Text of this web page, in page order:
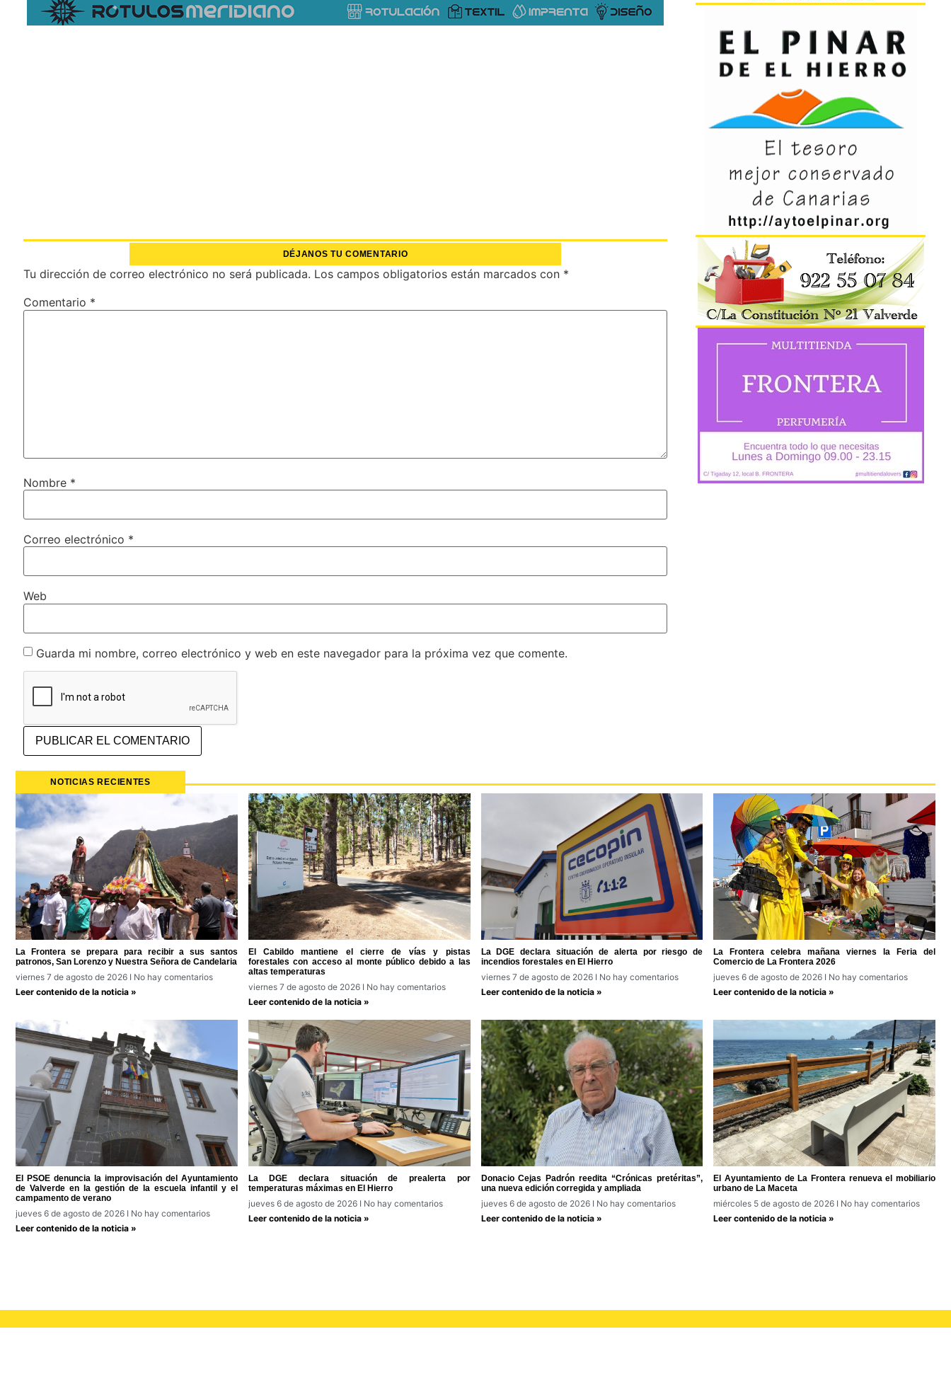
DÉJANOS TU COMENTARIO
Tu dirección de correo electrónico no será publicada. Los campos obligatorios están marcados con *
Comentario *
Nombre *
Correo electrónico *
Web
Guarda mi nombre, correo electrónico y web en este navegador para la próxima vez que comente.
NOTICIAS RECIENTES
La Frontera se prepara para recibir a sus santos
patronos, San Lorenzo y Nuestra Señora de Candelaria
viernes 7 de agosto de 2026
No hay comentarios
Leer contenido de la noticia »
El Cabildo mantiene el cierre de vías y pistas
forestales con acceso al monte público debido a las
altas temperaturas
viernes 7 de agosto de 2026
No hay comentarios
Leer contenido de la noticia »
La DGE declara situación de alerta por riesgo de
incendios forestales en El Hierro
viernes 7 de agosto de 2026
No hay comentarios
Leer contenido de la noticia »
La Frontera celebra mañana viernes la Feria del
Comercio de La Frontera 2026
jueves 6 de agosto de 2026
No hay comentarios
Leer contenido de la noticia »
El PSOE denuncia la improvisación del Ayuntamiento
de Valverde en la gestión de la escuela infantil y el
campamento de verano
jueves 6 de agosto de 2026
No hay comentarios
Leer contenido de la noticia »
La DGE declara situación de prealerta por
temperaturas máximas en El Hierro
jueves 6 de agosto de 2026
No hay comentarios
Leer contenido de la noticia »
Donacio Cejas Padrón reedita “Crónicas pretéritas”,
una nueva edición corregida y ampliada
jueves 6 de agosto de 2026
No hay comentarios
Leer contenido de la noticia »
El Ayuntamiento de La Frontera renueva el mobiliario
urbano de La Maceta
miércoles 5 de agosto de 2026
No hay comentarios
Leer contenido de la noticia »